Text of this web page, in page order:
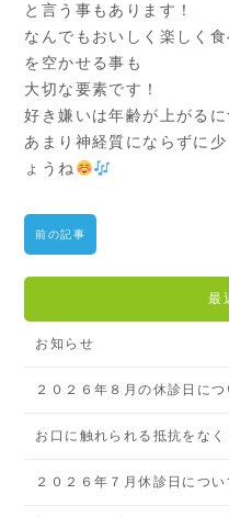
と言う事もあります！
なんでもおいしく楽しく
を空かせる事も
大切な要素です！
好き嫌いは年齢が上がる
あまり神経質にならずに
ょうね
前の記事
最
お知らせ
２０２６年８月の休診日につ
お口に触れられる抵抗をなく
２０２６年７月休診日につい